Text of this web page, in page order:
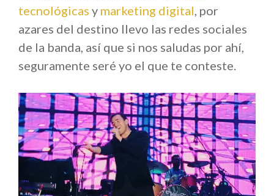
tecnológicas y marketing digital , por
azares del destino llevo las redes sociales
de la banda, así que si nos saludas por ahí,
seguramente seré yo el que te conteste.